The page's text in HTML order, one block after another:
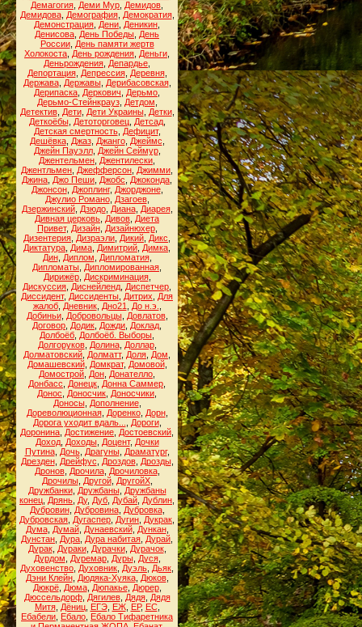
Демагогия Деми Мур Демидов
Демидова, Демография, Демократия,
Демонстрация Дени Деникин
Денисова День Победы День
России, День памяти жертв
Холокоста День рождения Деньги
Деньрождения Депардье
Депортация, Депрессия, Деревня,
Держава, Державы, Дерибасовская,
Дерипаска Деркович Дерьмо
Дерьмо-Стейнкрауз, Детдом
Детектив, Дети, Дети Украины, Детки,
Деткоёбы, Детоторговец, Детсад,
Детская смертность, Дефицит,
Дешёвка, Джаз, Джанго, Джеймс
Джейн Пауэлл, Джейн Сеймур,
Джентельмен Джентилески
Джентльмен Джефферсон Джимми
Джина Джо Пеши Джобс Джоконда
Джонсон, Джоплинг, Джорджоне,
Джулио Романо, Дзагоев,
Дзержинский, Дзюдо, Диана, Диарея,
Дивная церковь Дивов Диета
Привет, Дизайн, Дизайнюхер,
Дизентерия Дизраэли Дикий Дикс
Диктатура Дима Димитрий Димка
Дин, Диплом Дипломатия,
Дипломаты Дипломированная
Дирижёр, Дискриминация,
Дискуссия Диснейленд Диспетчер
Диссидент, Диссиденты Дитрих
Для
жалоб, Дневник, Дно21 До н.э.
Добиньи, Добровольцы, Довлатов,
Договор Додик Дожди Доклад
Долбоёб Долбоёб. Выборы
Долгоруков, Долина, Доллар,
Долматовский Долматт, Доля Дом
Домашевский, Домкрат, Домовой,
Домострой Дон Донателло
Донбасс
Донецк Донна Саммер
Донос
Доносчик Доносчики
Доносы, Дополнение,
Дореволюционная, Доренко, Дорн,
Дорога уходит вдаль...
Дороги,
Доронина Достижение Достоевский
Доход, Доходы, Доцент, Дочки
Путина, Дочь, Драгуны, Драматург,
Дрезден, Дрейфус Дроздов, Дрозды,
Дронов, Дрочила, Дрочиловка,
Дрочилы, Другой, ДругойХ,
Дружбанки, Дружбаны, Дружбаны
конец Дрянь Ду, Дуб Дубай Дублин
Дубровин, Дубровина, Дубровка,
Дубровская Дугаспер Дугин Дукрак
Дума, Думай, Дунаевский, Дункан,
Дунстан Дура Дура набитая Дурай
Дурак, Дураки, Дурачки, Дурачок,
Дурдом
Дуремар, Дуры, Дуся,
Духовенство Духовник Дуэль Дьяк
Дэни Клейн, Дюдяка-Хуяка, Дюков,
Дюкрё, Дюма, Дюпакье, Дюрер,
Дюссельдорф, Дягилев, Дядя, Дядя
Митя, Дёниц, ЕГЭ, ЕЖ, ЕР, ЕС,
Ебабели Ебало Ебало Тифаретника